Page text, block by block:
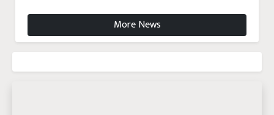
More News